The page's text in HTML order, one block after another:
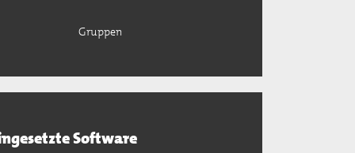
Gruppen
Software